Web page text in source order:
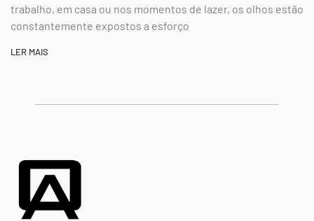
trabalho, em casa ou nos momentos de lazer, os olhos estão
constantemente expostos a esforço
LER MAIS